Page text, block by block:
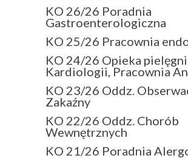
KO 26/26 Poradnia
Gastroenterologiczna
KO 25/26 Pracownia
KO 24/26 Opieka
Kardiologii, Pracownia
KO 23/26 Oddz.
Zakaźny
KO 22/26 Oddz. Chorób
Wewnętrznych
KO 21/26 Poradnia